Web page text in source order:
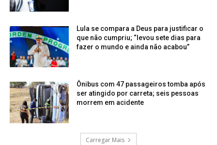
Lula se compara a Deus para justificar o
que não cumpriu; “levou sete dias para
fazer o mundo e ainda não acabou”
Ônibus com 47 passageiros tomba após
ser atingido por carreta; seis pessoas
morrem em acidente
Carregar Mais